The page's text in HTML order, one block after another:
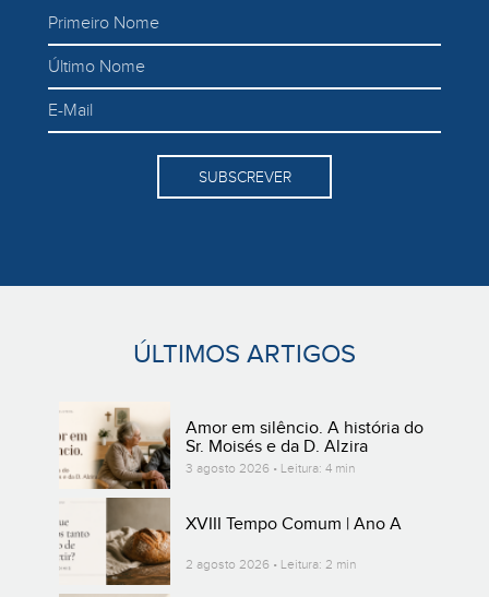
SUBSCREVER
ÚLTIMOS ARTIGOS
Amor em silêncio. A história do
Sr. Moisés e da D. Alzira
3 agosto 2026 • Leitura: 4 min
XVIII Tempo Comum | Ano A
2 agosto 2026 • Leitura: 2 min